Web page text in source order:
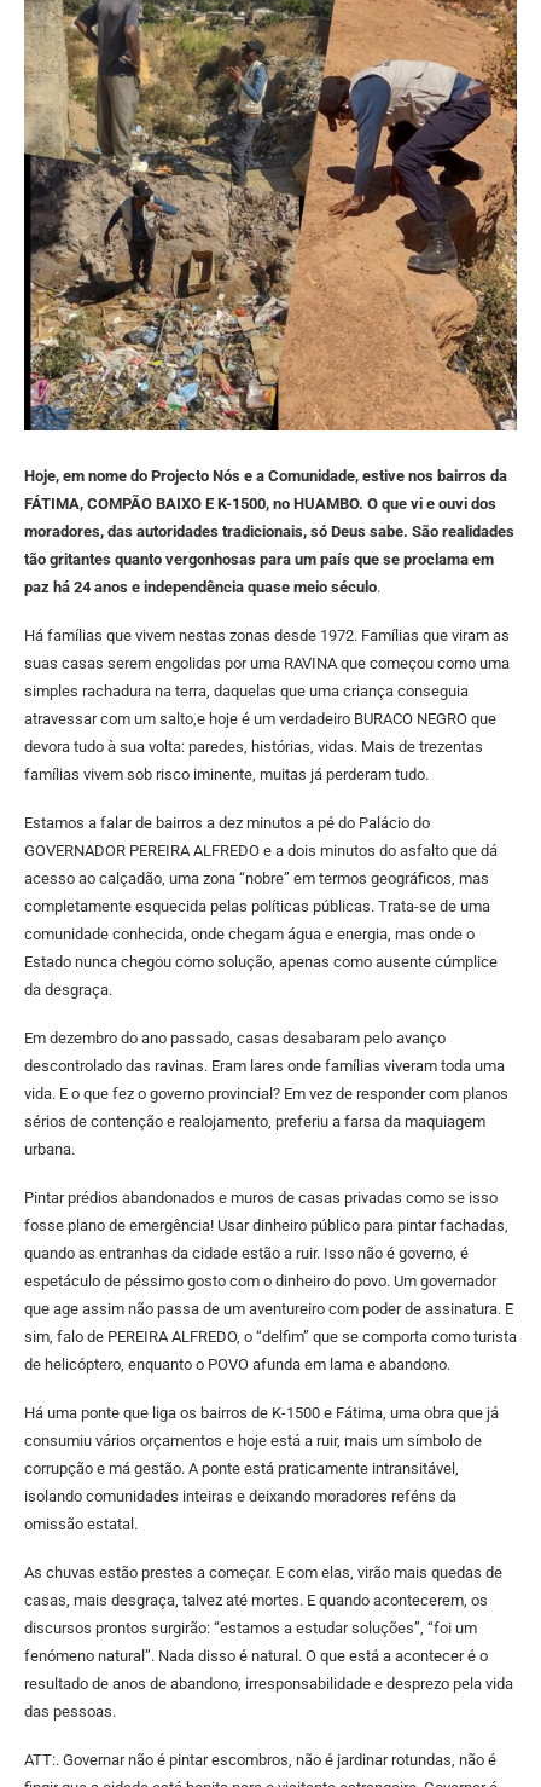
Hoje, em nome do Projecto Nós e a Comunidade, estive nos bairros da
FÁTIMA, COMPÃO BAIXO E K-1500, no HUAMBO. O que vi e ouvi dos
moradores, das autoridades tradicionais, só Deus sabe. São realidades
tão gritantes quanto vergonhosas para um país que se proclama em
paz há 24 anos e independência quase meio século.
Há famílias que vivem nestas zonas desde 1972. Famílias que viram as
suas casas serem engolidas por uma RAVINA que começou como uma
simples rachadura na terra, daquelas que uma criança conseguia
atravessar com um salto,e hoje é um verdadeiro BURACO NEGRO que
devora tudo à sua volta: paredes, histórias, vidas. Mais de trezentas
famílias vivem sob risco iminente, muitas já perderam tudo.
Estamos a falar de bairros a dez minutos a pé do Palácio do
GOVERNADOR PEREIRA ALFREDO e a dois minutos do asfalto que dá
acesso ao calçadão, uma zona “nobre” em termos geográficos, mas
completamente esquecida pelas políticas públicas. Trata-se de uma
comunidade conhecida, onde chegam água e energia, mas onde o
Estado nunca chegou como solução, apenas como ausente cúmplice
da desgraça.
Em dezembro do ano passado, casas desabaram pelo avanço
descontrolado das ravinas. Eram lares onde famílias viveram toda uma
vida. E o que fez o governo provincial? Em vez de responder com planos
sérios de contenção e realojamento, preferiu a farsa da maquiagem
urbana.
Pintar prédios abandonados e muros de casas privadas como se isso
fosse plano de emergência! Usar dinheiro público para pintar fachadas,
quando as entranhas da cidade estão a ruir. Isso não é governo, é
espetáculo de péssimo gosto com o dinheiro do povo. Um governador
que age assim não passa de um aventureiro com poder de assinatura. E
sim, falo de PEREIRA ALFREDO, o “delfim” que se comporta como turista
de helicóptero, enquanto o POVO afunda em lama e abandono.
Há uma ponte que liga os bairros de K-1500 e Fátima, uma obra que já
consumiu vários orçamentos e hoje está a ruir, mais um símbolo de
corrupção e má gestão. A ponte está praticamente intransitável,
isolando comunidades inteiras e deixando moradores reféns da
omissão estatal.
As chuvas estão prestes a começar. E com elas, virão mais quedas de
casas, mais desgraça, talvez até mortes. E quando acontecerem, os
discursos prontos surgirão: “estamos a estudar soluções”, “foi um
fenómeno natural”. Nada disso é natural. O que está a acontecer é o
resultado de anos de abandono, irresponsabilidade e desprezo pela vida
das pessoas.
ATT:. Governar não é pintar escombros, não é jardinar rotundas, não é